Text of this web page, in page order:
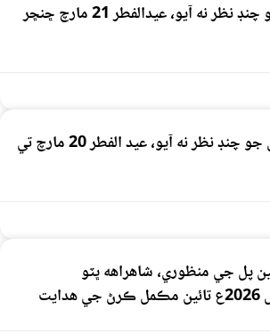
پاڪستان ۾ شوال جو چنڊ نظر نه آيو، عيدالفطر 21 مارچ ڇنڇر
سعودي عرب ۾ شوال جو چنڊ نظر نه آيو، عيد الفطر 20 مارچ تي
پل جي منظوري، شاهراهه ڀٽو